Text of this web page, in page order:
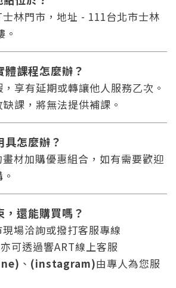
Email，請依照信件中的指示重新登
到您的帳號重複登入，
定」將前一位使用者強制登出。
士林門市，地址 - 111台北市士林
體課程怎麼辦？
享有延期或轉讓他人服務乙次。
課，將無法提供補課。
具怎麼辦？
材加購優惠組合，如有需要歡迎
，還能購買嗎？
場洽詢或撥打客服專線
可透過響ART線上客服
、 (instagram)由專人為您服